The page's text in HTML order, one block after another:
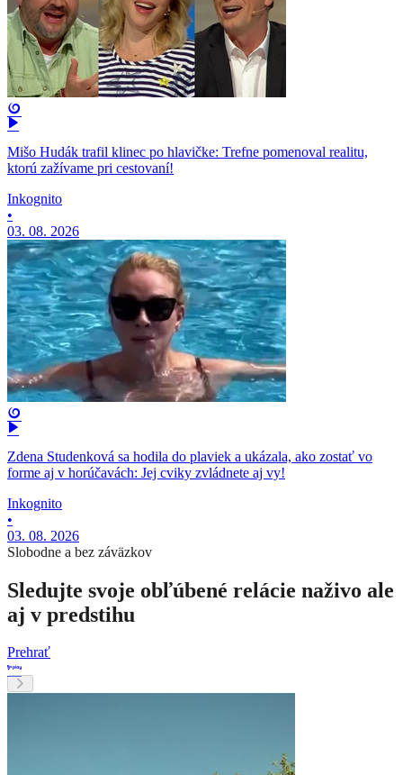
Mišo Hudák trafil klinec po hlavičke: Trefne pomenoval realitu,
ktorú zažívame pri cestovaní!
Inkognito
•
03. 08. 2026
Zdena Studenková sa hodila do plaviek a ukázala, ako zostať vo
forme aj v horúčavách: Jej cviky zvládnete aj vy!
Inkognito
•
03. 08. 2026
Slobodne a bez záväzkov
Sledujte svoje obľúbené relácie naživo ale
aj v predstihu
Prehrať